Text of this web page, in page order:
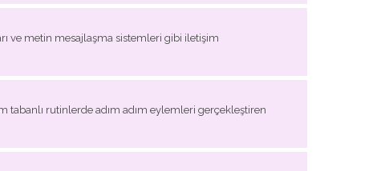
ve metin mesajlaşma sistemleri gibi iletişim
tabanlı rutinlerde adım adım eylemleri gerçekleştiren